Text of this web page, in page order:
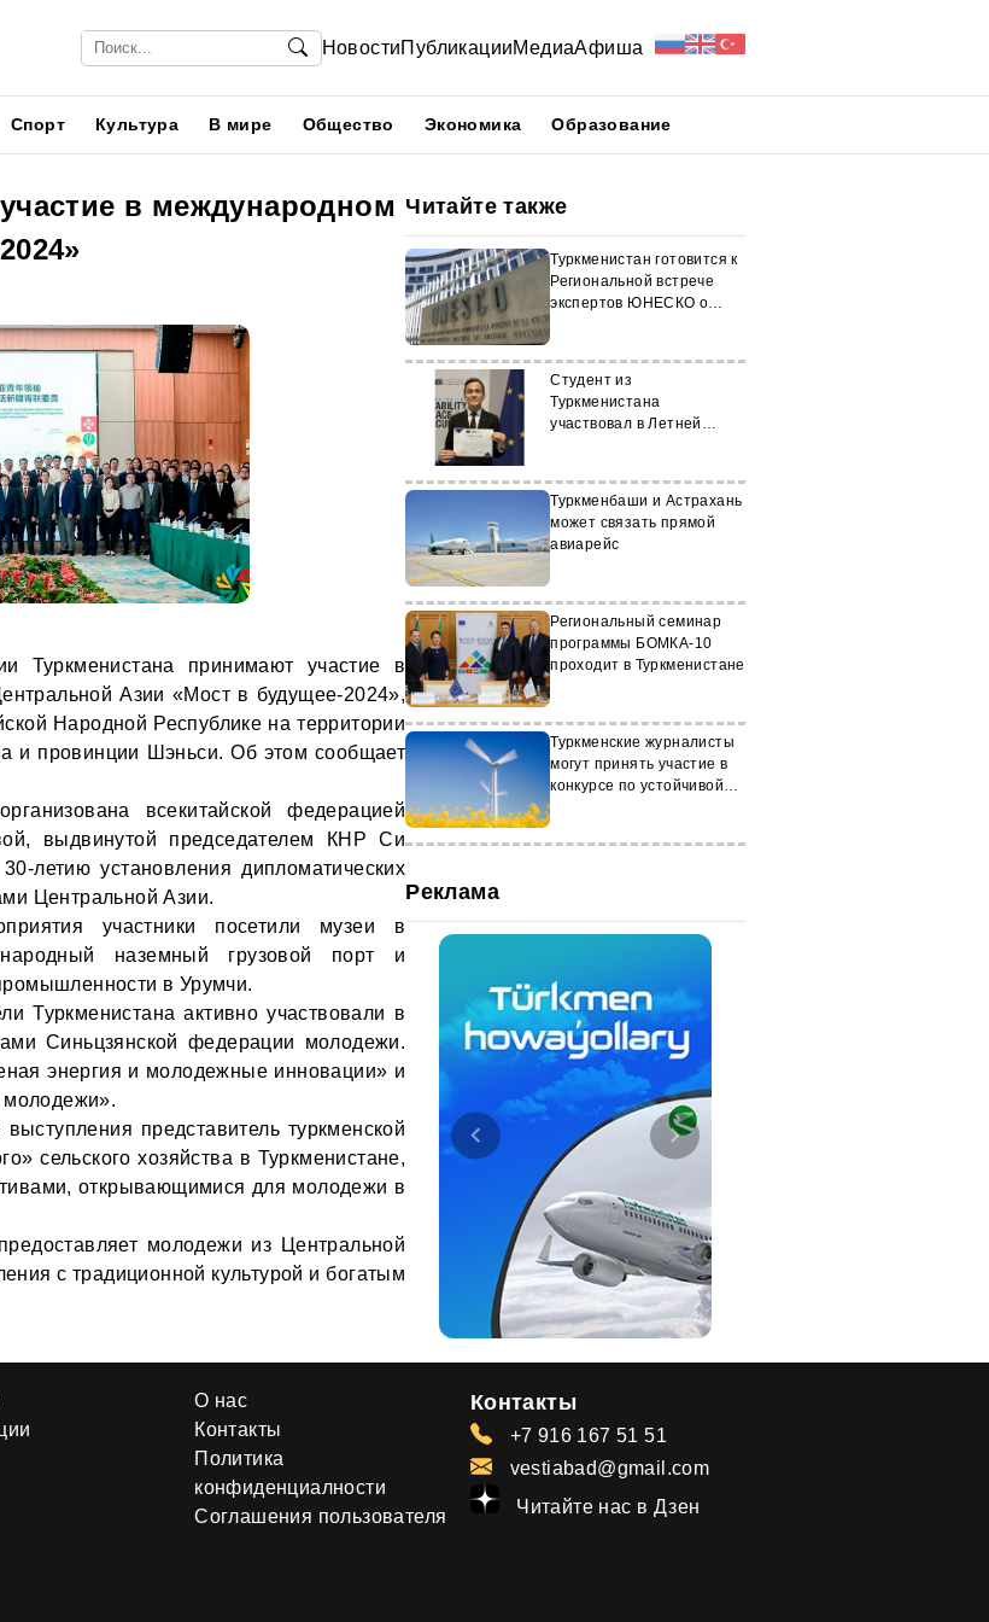
НовостиПубликацииМедиаАфиша
Спорт Культура В мире Общество Экономика Образование
в международном
Туркменистана принимают участие в
Азии «Мост в будущее-2024»,
Народной Республике на территории
и провинции Шэньси. Об этом сообщает
всекитайской федерацией
выдвинутой председателем КНР Си
летию установления дипломатических
Центральной Азии.
участники посетили музеи в
наземный грузовой порт и
в Урумчи.
Туркменистана активно участвовали в
Синьцзянской федерации молодежи.
энергия и молодежные инновации» и
молодежи».
представитель туркменской
сельского хозяйства в Туркменистане,
открывающимися для молодежи в
молодежи из Центральной
с традиционной культурой и богатым
Читайте также
Туркменистан готовится к
Региональной встрече
экспертов ЮНЕСКО о
Студент из
Туркменистана
участвовал в Летней
Туркменбаши и Астрахань
может связать прямой
авиарейс
Региональный семинар
программы БОМКА-10
проходит в Туркменистане
Туркменские журналисты
могут принять участие в
конкурсе по устойчивой
Реклама
О нас
Контакты
Политика
конфиденциалности
Соглашения пользователя
Контакты
+7 916 167 51 51
vestiabad@gmail.com
Читайте нас в Дзен